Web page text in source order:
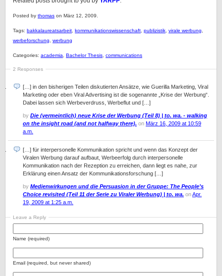
Posted by thomas on März 12, 2009.
Tags: bakkalaureatsarbeit kommunikationswissenschaft publizistik virale werbung
werbeforschung
werbung
Categories: academia Bachelor Thesis communications
2 Responses
[…] in den bisherigen Teilen diskutierten Ansätze, wie Guerilla Marketing, Viral
Marketing oder eben Viral Advertising ist die sogenannte „Krise der Werbung“.
Dabei lassen sich Werbeverdruss, Werbeflut und […]
by Die (vermeintlich) neue Krise der Werbung (Teil 8) | to. wa. - walking
on the insight road (and not halfway there). on März 16, 2009 at 10:59
a.m.
[…] für interpersonelle Kommunikation spricht und wenn das Konzept der
Viralen Werbung darauf aufbaut, Werbeerfolg durch interpersonelle
Kommunikation nach der Rezeption zu erreichen, dann liegt es nahe, zur
Erklärung einen Ansatz der Kommunikationsforschung […]
by Medienwirkungen und die Persuasion in der Gruppe: The People’s
Choice revisited (Teil 11 der Serie zu Viraler Werbung) | to. wa. onApr.
19, 2009 at 1:25 a.m.
Leave a Reply
Name (required)
Email (required, but never shared)